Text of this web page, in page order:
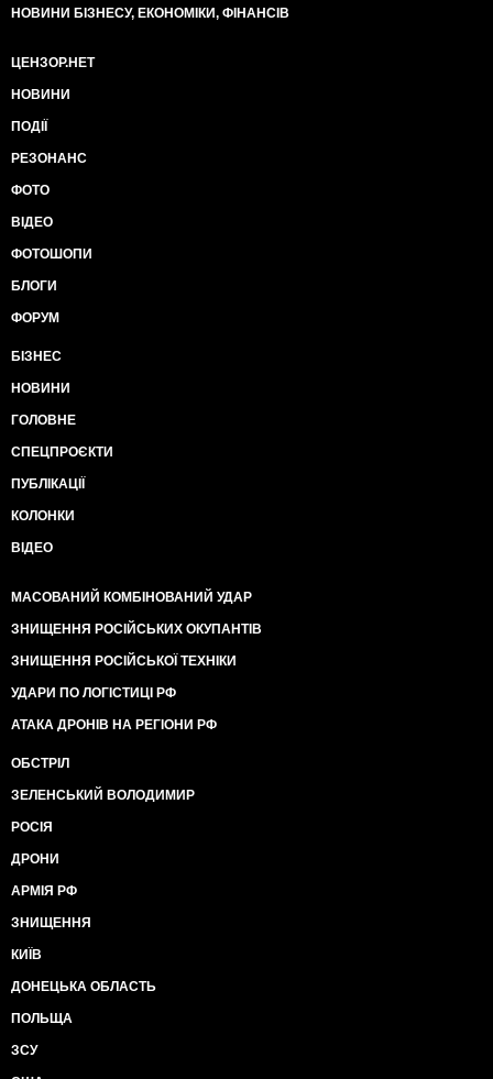
НОВИНИ БІЗНЕСУ, ЕКОНОМІКИ, ФІНАНСІВ
ЦЕНЗОР.НЕТ
НОВИНИ
ПОДІЇ
РЕЗОНАНС
ФОТО
ВІДЕО
ФОТОШОПИ
БЛОГИ
ФОРУМ
БІЗНЕС
НОВИНИ
ГОЛОВНЕ
СПЕЦПРОЄКТИ
ПУБЛІКАЦІЇ
КОЛОНКИ
ВІДЕО
МАСОВАНИЙ КОМБІНОВАНИЙ УДАР
ЗНИЩЕННЯ РОСІЙСЬКИХ ОКУПАНТІВ
ЗНИЩЕННЯ РОСІЙСЬКОЇ ТЕХНІКИ
УДАРИ ПО ЛОГІСТИЦІ РФ
АТАКА ДРОНІВ НА РЕГІОНИ РФ
ОБСТРІЛ
ЗЕЛЕНСЬКИЙ ВОЛОДИМИР
РОСІЯ
ДРОНИ
АРМІЯ РФ
ЗНИЩЕННЯ
КИЇВ
ДОНЕЦЬКА ОБЛАСТЬ
ПОЛЬЩА
ЗСУ